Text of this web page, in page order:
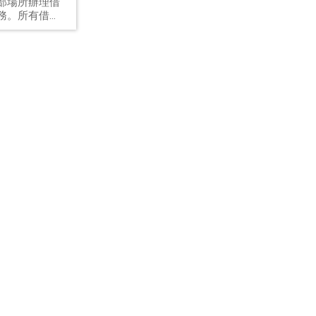
。所有借
皆僅限於本